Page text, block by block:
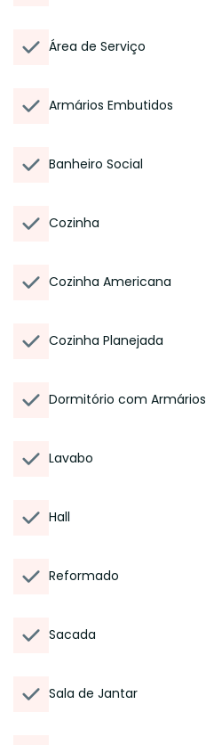
Área de Serviço
Armários Embutidos
Banheiro Social
Cozinha
Cozinha Americana
Cozinha Planejada
Dormitório com Armários
Lavabo
Hall
Reformado
Sacada
Sala de Jantar